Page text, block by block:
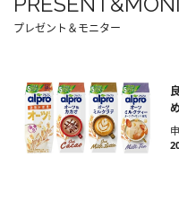
プレゼント＆モニター